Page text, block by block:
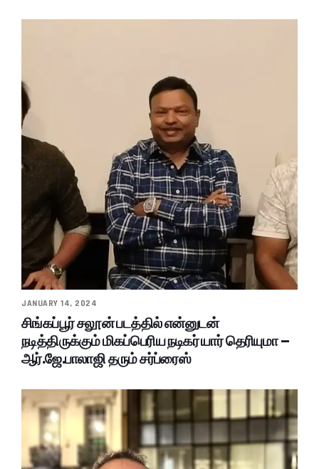
JANUARY 14, 2024
சிங்கப்பூர் சலூன் படத்தில் என்னுடன்
நடித்திருக்கும் மிகப்பெரிய நடிகர் யார் தெரியுமா –
ஆர்.ஜே.பாலாஜி தரும் சர்ப்ரைஸ்